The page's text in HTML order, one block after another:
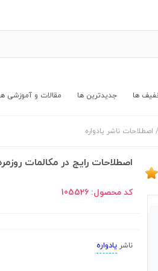
ها جدیدترین ها مقالات و آموزشی
ناشر یادواره
اصطلاحات رایج در مکالمات
کد محصول:105526
ناشریادواره